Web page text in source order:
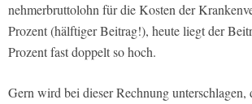
nehmerbruttolohn für die Kosten der
Prozent (hälftiger Beitrag!), heute liegt der
Prozent fast doppelt so hoch.
Gern wird bei dieser Rechnung